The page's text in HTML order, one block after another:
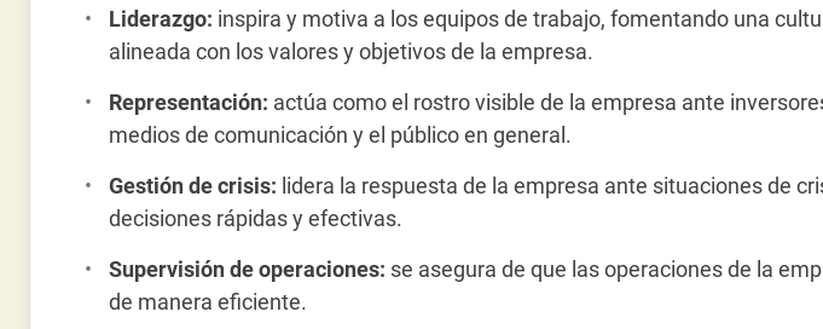
Liderazgo: inspira y motiva a los equipos de trabajo, fomentando una
alineada con los valores y objetivos de la empresa.
Representación: actúa como el rostro visible de la empresa ante
medios de comunicación y el público en general.
Gestión de crisis: lidera la respuesta de la empresa ante situaciones de
decisiones rápidas y efectivas.
Supervisión de operaciones: se asegura de que las operaciones de la
de manera eficiente.